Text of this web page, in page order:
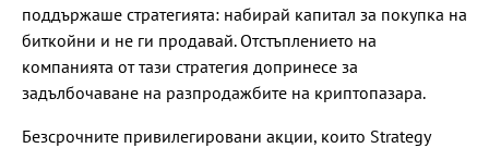
поддържаше стратегията: набирай капитал за покупка на
биткойни и не ги продавай. Отстъплението на
компанията от тази стратегия допринесе за
задълбочаване на разпродажбите на криптопазара.
Безсрочните привилегировани акции, които Strategy